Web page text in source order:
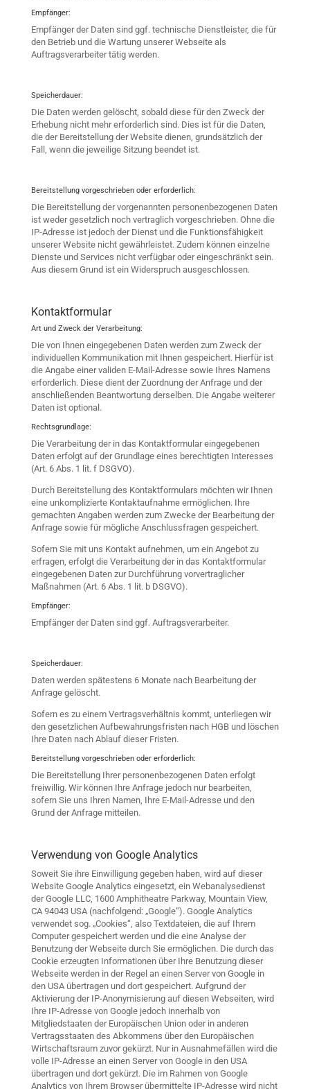
Empfänger:
Empfänger der Daten sind ggf. technische Dienstleister, die für
den Betrieb und die Wartung unserer Webseite als
Auftragsverarbeiter tätig werden.
Speicherdauer:
Die Daten werden gelöscht, sobald diese für den Zweck der
Erhebung nicht mehr erforderlich sind. Dies ist für die Daten,
die der Bereitstellung der Website dienen, grundsätzlich der
Fall, wenn die jeweilige Sitzung beendet ist.
Bereitstellung vorgeschrieben oder erforderlich:
Die Bereitstellung der vorgenannten personenbezogenen Daten
ist weder gesetzlich noch vertraglich vorgeschrieben. Ohne die
IP-Adresse ist jedoch der Dienst und die Funktionsfähigkeit
unserer Website nicht gewährleistet. Zudem können einzelne
Dienste und Services nicht verfügbar oder eingeschränkt sein.
Aus diesem Grund ist ein Widerspruch ausgeschlossen.
Kontaktformular
Art und Zweck der Verarbeitung:
Die von Ihnen eingegebenen Daten werden zum Zweck der
individuellen Kommunikation mit Ihnen gespeichert. Hierfür ist
die Angabe einer validen E-Mail-Adresse sowie Ihres Namens
erforderlich. Diese dient der Zuordnung der Anfrage und der
anschließenden Beantwortung derselben. Die Angabe weiterer
Daten ist optional.
Rechtsgrundlage:
Die Verarbeitung der in das Kontaktformular eingegebenen
Daten erfolgt auf der Grundlage eines berechtigten Interesses
(Art. 6 Abs. 1 lit. f DSGVO).
Durch Bereitstellung des Kontaktformulars möchten wir Ihnen
eine unkomplizierte Kontaktaufnahme ermöglichen. Ihre
gemachten Angaben werden zum Zwecke der Bearbeitung der
Anfrage sowie für mögliche Anschlussfragen gespeichert.
Sofern Sie mit uns Kontakt aufnehmen, um ein Angebot zu
erfragen, erfolgt die Verarbeitung der in das Kontaktformular
eingegebenen Daten zur Durchführung vorvertraglicher
Maßnahmen (Art. 6 Abs. 1 lit. b DSGVO).
Empfänger:
Empfänger der Daten sind ggf. Auftragsverarbeiter.
Speicherdauer:
Daten werden spätestens 6 Monate nach Bearbeitung der
Anfrage gelöscht.
Sofern es zu einem Vertragsverhältnis kommt, unterliegen wir
den gesetzlichen Aufbewahrungsfristen nach HGB und löschen
Ihre Daten nach Ablauf dieser Fristen.
Bereitstellung vorgeschrieben oder erforderlich:
Die Bereitstellung Ihrer personenbezogenen Daten erfolgt
freiwillig. Wir können Ihre Anfrage jedoch nur bearbeiten,
sofern Sie uns Ihren Namen, Ihre E-Mail-Adresse und den
Grund der Anfrage mitteilen.
Verwendung von Google Analytics
Soweit Sie ihre Einwilligung gegeben haben, wird auf dieser
Website Google Analytics eingesetzt, ein Webanalysedienst
der Google LLC, 1600 Amphitheatre Parkway, Mountain View,
CA 94043 USA (nachfolgend: „Google“). Google Analytics
verwendet sog. „Cookies“, also Textdateien, die auf Ihrem
Computer gespeichert werden und die eine Analyse der
Benutzung der Webseite durch Sie ermöglichen. Die durch das
Cookie erzeugten Informationen über Ihre Benutzung dieser
Webseite werden in der Regel an einen Server von Google in
den USA übertragen und dort gespeichert. Aufgrund der
Aktivierung der IP-Anonymisierung auf diesen Webseiten, wird
Ihre IP-Adresse von Google jedoch innerhalb von
Mitgliedstaaten der Europäischen Union oder in anderen
Vertragsstaaten des Abkommens über den Europäischen
Wirtschaftsraum zuvor gekürzt. Nur in Ausnahmefällen wird die
volle IP-Adresse an einen Server von Google in den USA
übertragen und dort gekürzt. Die im Rahmen von Google
Analytics von Ihrem Browser übermittelte IP-Adresse wird nicht